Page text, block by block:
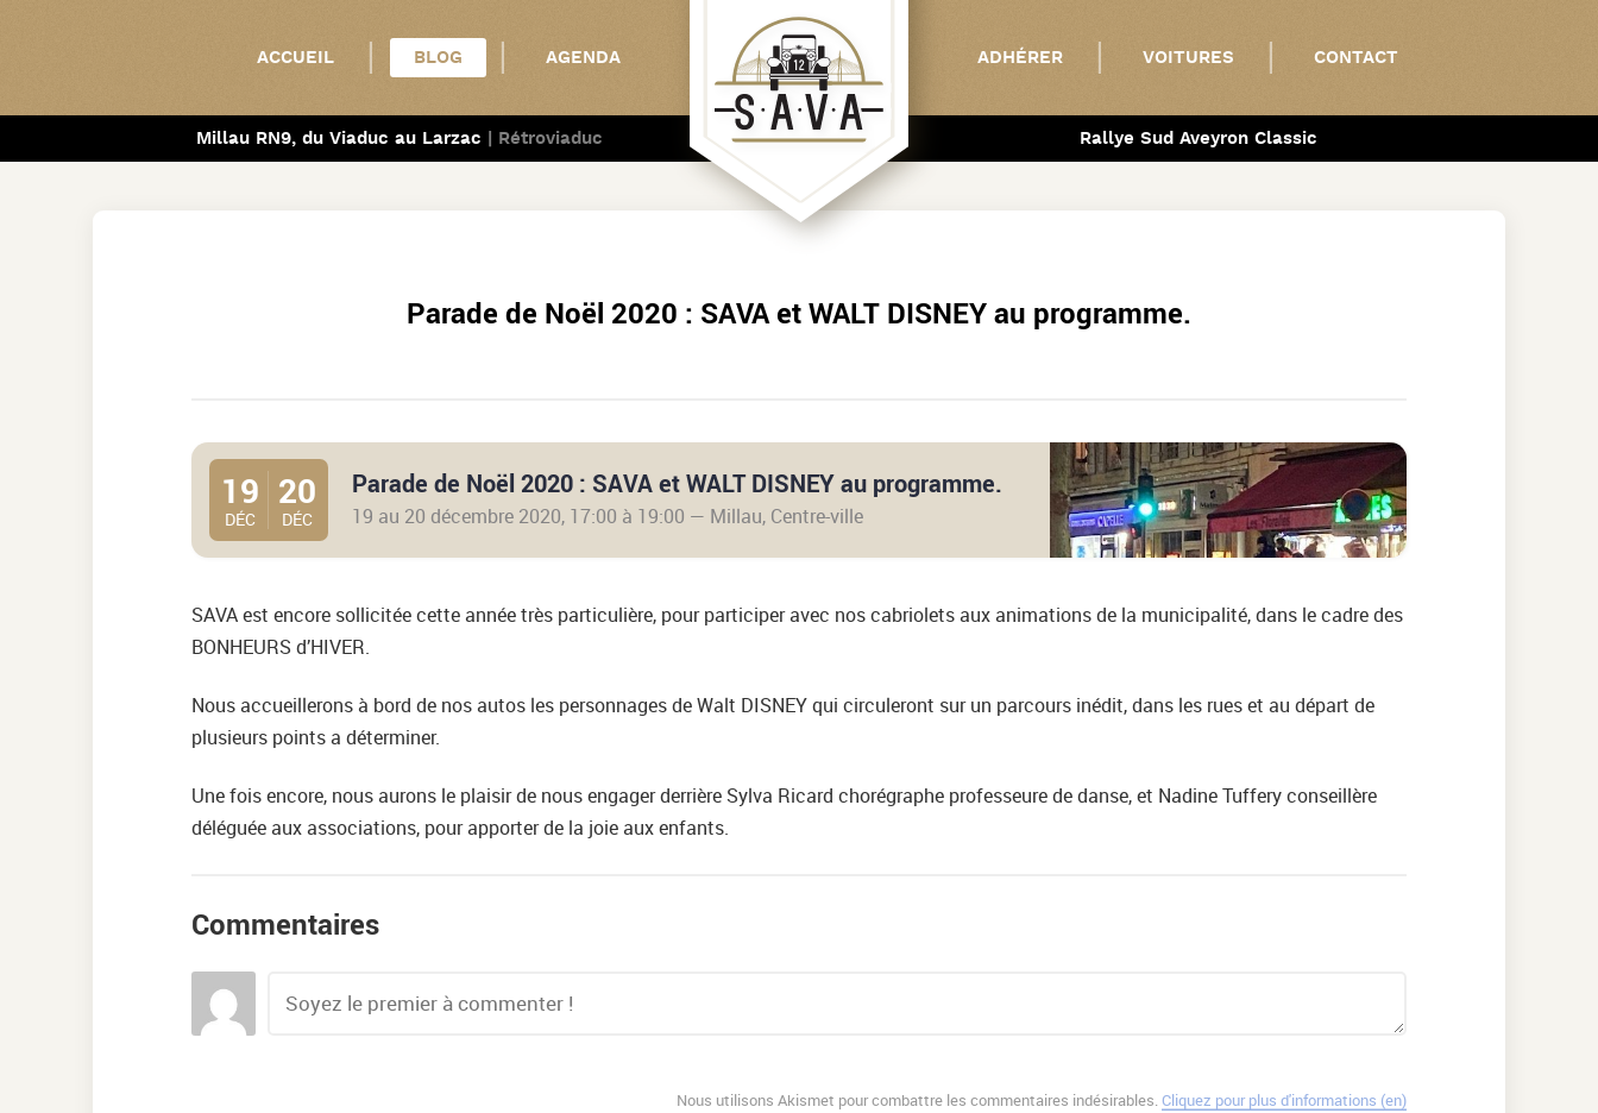
ACCUEIL BLOG
TOUT VOIR
PHOTOS
RALLYE
AGENDA ADHÉRER VOITURES CONTACT
Millau RN9, du Viaduc au Larzac | Rétroviaduc Rallye Sud Aveyron Classic
Parade de Noël 2020 : SAVA et WALT DISNEY au programme.
19
DÉC
20
DÉC
Parade de Noël 2020 : SAVA et WALT DISNEY au programme.
19 au 20 décembre 2020, 17:00 à 19:00 Millau, Centre-ville
SAVA est encore sollicitée cette année très particulière, pour participer avec nos cabriolets aux animations de la municipalité, dans le cadre des
BONHEURS d’HIVER.
Nous accueillerons à bord de nos autos les personnages de Walt DISNEY qui circuleront sur un parcours inédit, dans les rues et au départ de
plusieurs points a déterminer.
Une fois encore, nous aurons le plaisir de nous engager derrière Sylva Ricard chorégraphe professeure de danse, et Nadine Tuffery conseillère
déléguée aux associations, pour apporter de la joie aux enfants.
Commentaires
Nous utilisons Akismet pour combattre les commentaires indésirables. Cliquez pour plus d'informations (en)